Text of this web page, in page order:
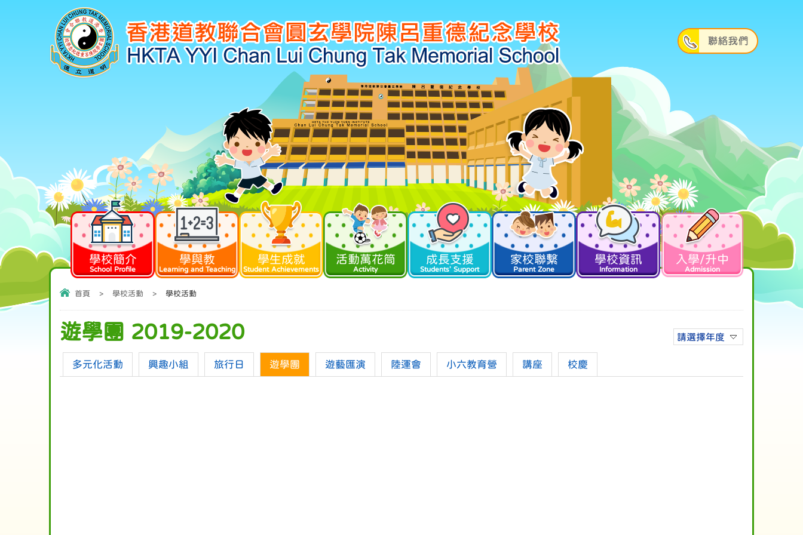
學校簡介
School Profile
學與教
Learning and Teaching
學生成就
Student Achievements
活動萬花筒
Activity
成長支援
Students' Support
家校聯繫
Parent Zone
學校資訊
Information
入學/升中
Admission
首頁 > 學校活動 > 學校活動
請選擇年度
遊學團 2019-2020
多元化活動 興趣小組 旅行日 遊學團 遊藝匯演 陸運會 小六教育營 講座 校慶